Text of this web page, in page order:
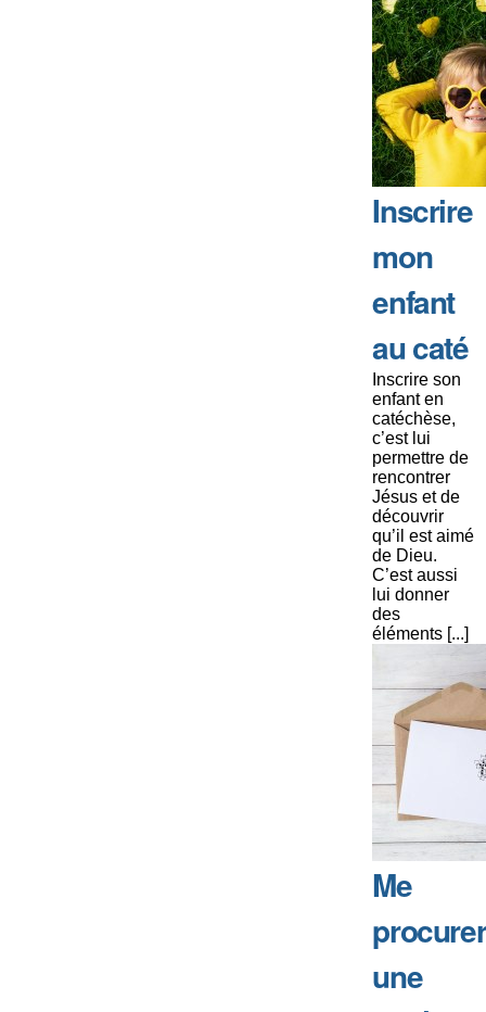
Inscrire
mon
enfant
au caté
Inscrire son
enfant en
catéchèse,
c’est lui
permettre de
rencontrer
Jésus et de
découvrir
qu’il est aimé
de Dieu.
C’est aussi
lui donner
des
éléments [...]
Me
procurer
une